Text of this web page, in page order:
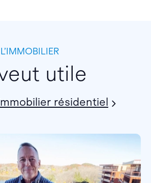
utile
résidentiel